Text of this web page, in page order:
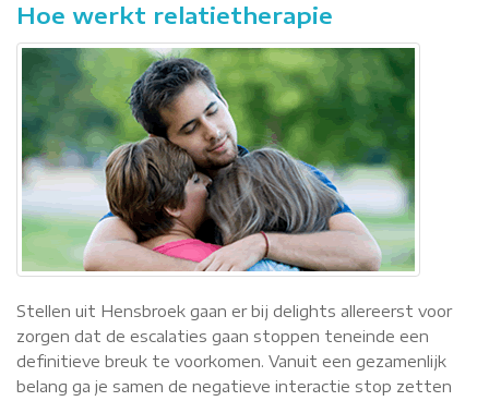
Hoe werkt relatietherapie
Stellen uit Hensbroek gaan er bij delights allereerst voor
zorgen dat de escalaties gaan stoppen teneinde een
definitieve breuk te voorkomen. Vanuit een gezamenlijk
belang ga je samen de negatieve interactie stop zetten